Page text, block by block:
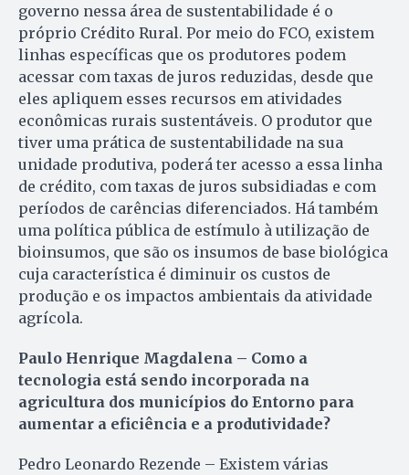
governo nessa área de sustentabilidade é o
próprio Crédito Rural. Por meio do FCO, existem
linhas específicas que os produtores podem
acessar com taxas de juros reduzidas, desde que
eles apliquem esses recursos em atividades
econômicas rurais sustentáveis. O produtor que
tiver uma prática de sustentabilidade na sua
unidade produtiva, poderá ter acesso a essa linha
de crédito, com taxas de juros subsidiadas e com
períodos de carências diferenciados. Há também
uma política pública de estímulo à utilização de
bioinsumos, que são os insumos de base biológica
cuja característica é diminuir os custos de
produção e os impactos ambientais da atividade
agrícola.
Paulo Henrique Magdalena – Como a
tecnologia está sendo incorporada na
agricultura dos municípios do Entorno para
aumentar a eficiência e a produtividade?
Pedro Leonardo Rezende – Existem várias